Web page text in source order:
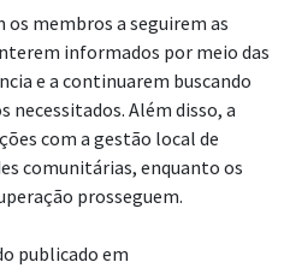
os membros a seguirem as
informados por meio das
e a continuarem buscando
necessitados. Além disso, a
com a gestão local de
comunitárias, enquanto os
prosseguem.
publicado em